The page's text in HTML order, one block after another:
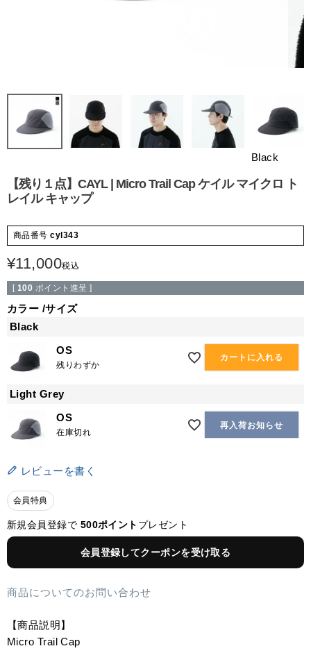
Black
【残り１点】CAYL | Micro Trail Cap ケイル マイクロ ト
レイル キャップ
商品番号 cyl343
¥11,000税込
[ 100 ポイント進呈 ]
カラー サイズ
Black
OS
残りわずか
カートに入れる
Light Grey
OS
在庫切れ
再入荷お知らせ
レビューを書く
会員特典
新規会員登録で 500ポイント プレゼント
会員登録してクーポンを受け取る
商品についてのお問い合わせ
【商品説明】
Micro Trail Cap